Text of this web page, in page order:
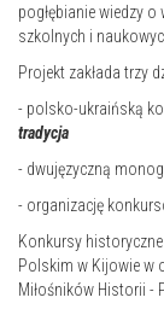
pogłębianie wiedzy
szkolnych i
Projekt zakłada trzy
- polsko-ukraińską
tradycja
- dwujęzyczną
- organizację
Konkursy
Polskim w Kijowie w
Miłośników Historii -